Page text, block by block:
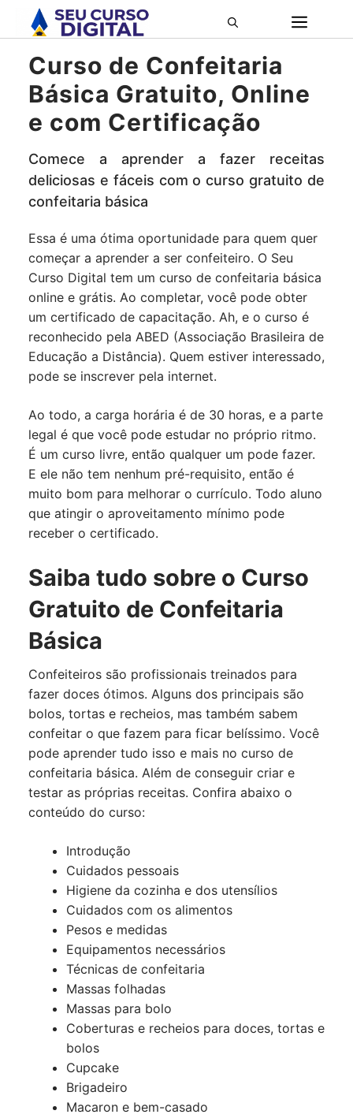
para
conteúdoCurso de Confeitaria
Básica Gratuito, Online
e com Certificação
Comece a aprender a fazer receitas
deliciosas e fáceis com o curso gratuito de
confeitaria básica
Essa é uma ótima oportunidade para quem quer
começar a aprender a ser confeiteiro. O Seu
Curso Digital tem um curso de confeitaria básica
online e grátis. Ao completar, você pode obter
um certificado de capacitação. Ah, e o curso é
reconhecido pela ABED (Associação Brasileira de
Educação a Distância). Quem estiver interessado,
pode se inscrever pela internet.
Ao todo, a carga horária é de 30 horas, e a parte
legal é que você pode estudar no próprio ritmo.
É um curso livre, então qualquer um pode fazer.
E ele não tem nenhum pré-requisito, então é
muito bom para melhorar o currículo. Todo aluno
que atingir o aproveitamento mínimo pode
receber o certificado.
Saiba tudo sobre o Curso
Gratuito de Confeitaria
Básica
Confeiteiros são profissionais treinados para
fazer doces ótimos. Alguns dos principais são
bolos, tortas e recheios, mas também sabem
confeitar o que fazem para ficar belíssimo. Você
pode aprender tudo isso e mais no curso de
confeitaria básica. Além de conseguir criar e
testar as próprias receitas. Confira abaixo o
conteúdo do curso:
Introdução
Cuidados pessoais
Higiene da cozinha e dos utensílios
Cuidados com os alimentos
Pesos e medidas
Equipamentos necessários
Técnicas de confeitaria
Massas folhadas
Massas para bolo
Coberturas e recheios para doces, tortas e
bolos
Cupcake
Brigadeiro
Macaron e bem-casado